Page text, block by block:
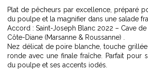
Plat de pêcheurs par excellence, préparé
du poulpe et la magnifier dans une salade
Accord : Saint-Joseph Blanc 2022 – Cave de
Côte-Diane (Marsanne & Roussanne) .
Nez délicat de poire blanche, touche
ronde avec une finale fraîche. Parfait pour
du poulpe et ses accents iodés.